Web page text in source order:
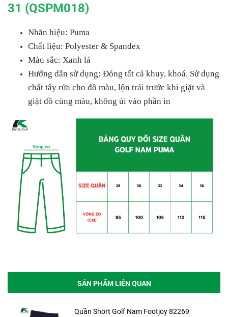
31 (QSPM018)
Nhãn hiệu: Puma
Chất liệu: Polyester & Spandex
Màu sắc: Xanh lá
Hướng dẫn sử dụng: Đóng tất cả khuy, khoá. Sử dụng
chất tẩy rửa cho đồ màu, lộn trái trước khi giặt và
giặt đồ cùng màu, không ủi vào phần in
SẢN PHẨM LIÊN QUAN
Quần Short Golf Nam Footjoy 82269